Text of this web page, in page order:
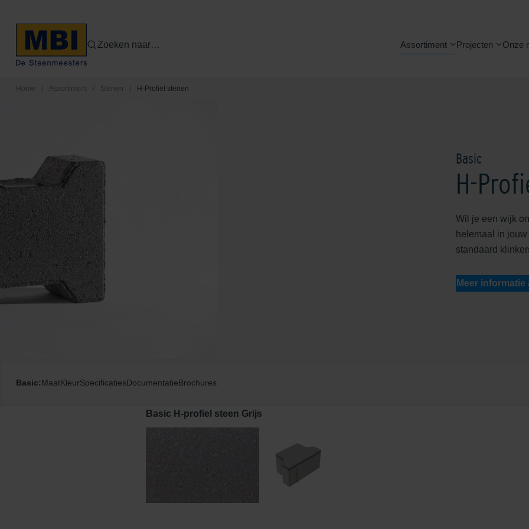
Zoeken naar… Assortiment Projecten Onze
Home / Assortiment / Stenen / H-Profiel stenen
Basic
H-
Wil je een wijk
helemaal in
standaard
Meer informatie
Basic:MaatKleurSpecificatiesDocumentatieBrochures
Basic H-profiel steen Grijs